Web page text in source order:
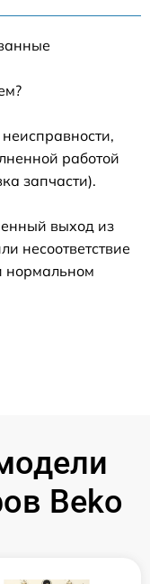
работой
запчасти).
выход из
несоответствие
нормальном
Beko